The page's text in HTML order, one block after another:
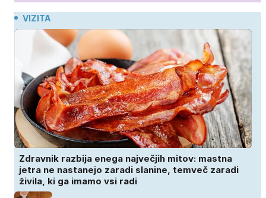
VIZITA
Zdravnik razbija enega največjih mitov: mastna
jetra ne nastanejo zaradi slanine, temveč zaradi
živila, ki ga imamo vsi radi